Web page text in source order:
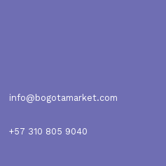
info@bogotamarket.com
+57 310 805 9040